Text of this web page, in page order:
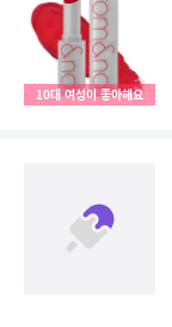
10대 여성이 좋아해요